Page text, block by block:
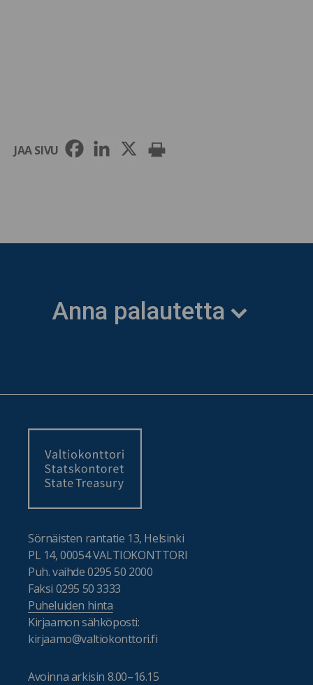
JAA SIVU
Anna palautetta
Sörnäisten rantatie 13, Helsinki
PL 14, 00054 VALTIOKONTTORI
Puh. vaihde 0295 50 2000
Faksi 0295 50 3333
Puheluiden hinta
Kirjaamon sähköposti:
kirjaamo@valtiokonttori.fi
Avoinna arkisin 8.00–16.15